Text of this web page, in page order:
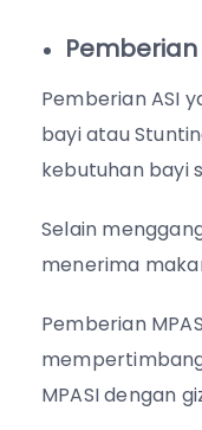
Pemberian ASI
bayi atau
kebutuhan bayi
Selain
menerima
Pemberian
MPASI dengan